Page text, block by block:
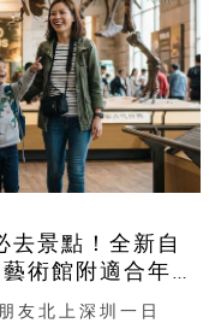
景點！全新自
術館附適合年
友北上深圳一日